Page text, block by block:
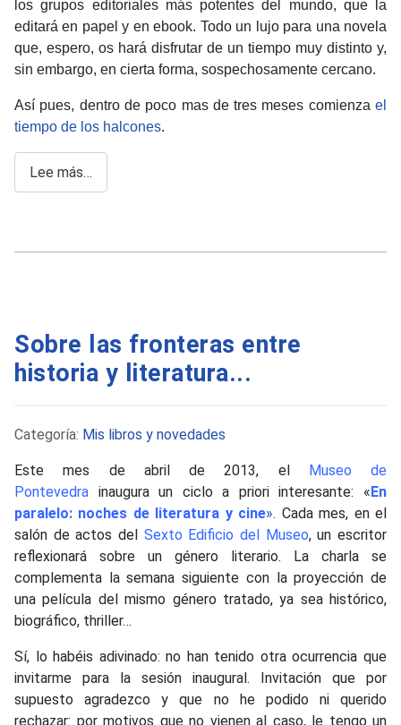
los grupos editoriales más potentes del mundo, que la
editará en papel y en ebook. Todo un lujo para una novela
que, espero, os hará disfrutar de un tiempo muy distinto y,
sin embargo, en cierta forma, sospechosamente cercano.
Así pues, dentro de poco mas de tres meses comienza el
tiempo de los halcones.
Lee más…
Sobre las fronteras entre
historia y literatura...
Detalles
Categoría: Mis libros y novedades
Este mes de abril de 2013, el Museo de
Pontevedra inaugura un ciclo a priori interesante: «En
paralelo: noches de literatura y cine». Cada mes, en el
salón de actos del Sexto Edificio del Museo, un escritor
reflexionará sobre un género literario. La charla se
complementa la semana siguiente con la proyección de
una película del mismo género tratado, ya sea histórico,
biográfico, thriller…
Sí, lo habéis adivinado: no han tenido otra ocurrencia que
invitarme para la sesión inaugural. Invitación que por
supuesto agradezco y que no he podido ni querido
rechazar: por motivos que no vienen al caso, le tengo un